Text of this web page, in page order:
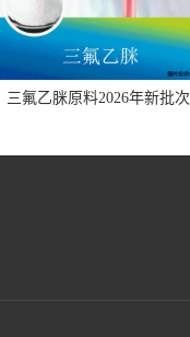
三氟乙脒原料2026年新批次